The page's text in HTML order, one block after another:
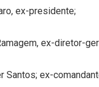
ex-presidente;
ex-diretor-
Santos; ex-